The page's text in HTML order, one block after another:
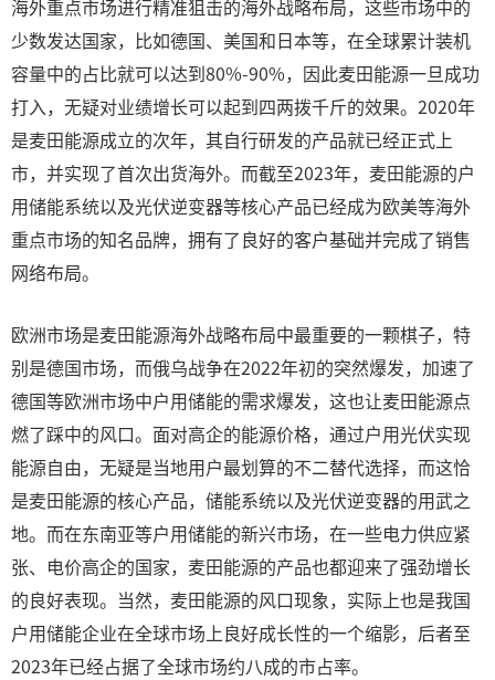
海外重点市场进行精准狙击的海外战略布局，这些市场中的
少数发达国家，比如德国、美国和日本等，在全球累计装机
容量中的占比就可以达到80%-90%，因此麦田能源一旦成功
打入，无疑对业绩增长可以起到四两拨千斤的效果。2020年
是麦田能源成立的次年，其自行研发的产品就已经正式上
市，并实现了首次出货海外。而截至2023年，麦田能源的户
用储能系统以及光伏逆变器等核心产品已经成为欧美等海外
重点市场的知名品牌，拥有了良好的客户基础并完成了销售
网络布局。
欧洲市场是麦田能源海外战略布局中最重要的一颗棋子，特
别是德国市场，而俄乌战争在2022年初的突然爆发，加速了
德国等欧洲市场中户用储能的需求爆发，这也让麦田能源点
燃了踩中的风口。面对高企的能源价格，通过户用光伏实现
能源自由，无疑是当地用户最划算的不二替代选择，而这恰
是麦田能源的核心产品，储能系统以及光伏逆变器的用武之
地。而在东南亚等户用储能的新兴市场，在一些电力供应紧
张、电价高企的国家，麦田能源的产品也都迎来了强劲增长
的良好表现。当然，麦田能源的风口现象，实际上也是我国
户用储能企业在全球市场上良好成长性的一个缩影，后者至
2023年已经占据了全球市场约八成的市占率。